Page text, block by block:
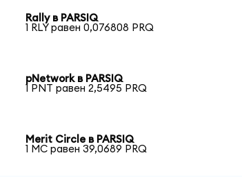
Rally в PARSIQ
1 RLY равен 0,076808 PRQ
pNetwork в PARSIQ
1 PNT равен 2,5495 PRQ
Merit Circle в PARSIQ
1 MC равен 39,0689 PRQ